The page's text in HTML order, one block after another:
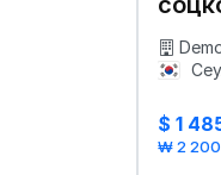
$ 1
₩ 2